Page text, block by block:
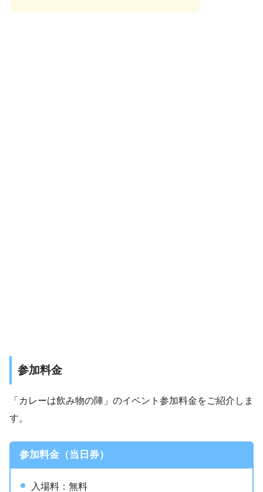
参加料金
「カレーは飲み物の陣」のイベント参加料金をご紹介しま
す。
参加料金（当日券）
入場料：無料